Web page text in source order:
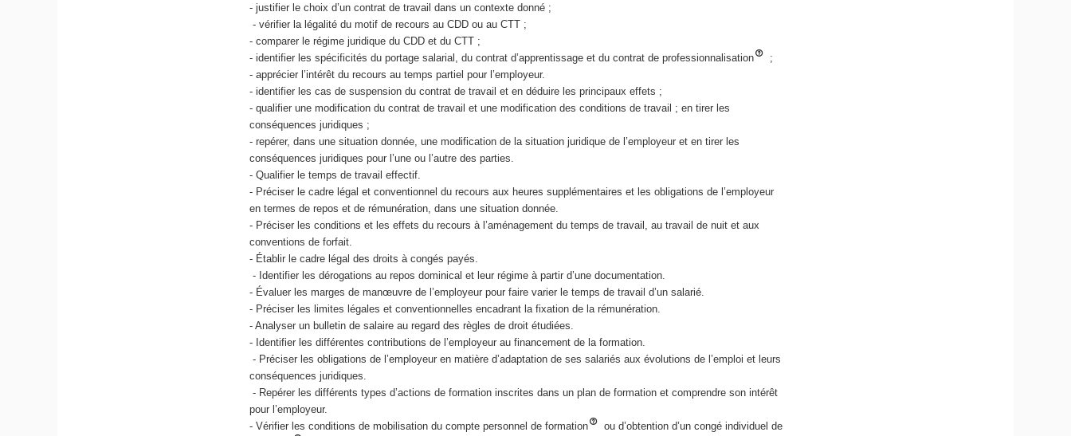
- justifier le choix d’un contrat de travail dans un contexte donné ;
- vérifier la légalité du motif de recours au CDD ou au CTT ;
- comparer le régime juridique du CDD et du CTT ;
- identifier les spécificités du portage salarial, du contrat d’apprentissage et du contrat de professionnalisation
;
- apprécier l’intérêt du recours au temps partiel pour l’employeur.
- identifier les cas de suspension du contrat de travail et en déduire les principaux effets ;
- qualifier une modification du contrat de travail et une modification des conditions de travail ; en tirer les
conséquences juridiques ;
- repérer, dans une situation donnée, une modification de la situation juridique de l’employeur et en tirer les
conséquences juridiques pour l’une ou l’autre des parties.
- Qualifier le temps de travail effectif.
- Préciser le cadre légal et conventionnel du recours aux heures supplémentaires et les obligations de l’employeur
en termes de repos et de rémunération, dans une situation donnée.
- Préciser les conditions et les effets du recours à l’aménagement du temps de travail, au travail de nuit et aux
conventions de forfait.
- Établir le cadre légal des droits à congés payés.
- Identifier les dérogations au repos dominical et leur régime à partir d’une documentation.
- Évaluer les marges de manœuvre de l’employeur pour faire varier le temps de travail d’un salarié.
- Préciser les limites légales et conventionnelles encadrant la fixation de la rémunération.
- Analyser un bulletin de salaire au regard des règles de droit étudiées.
- Identifier les différentes contributions de l’employeur au financement de la formation.
- Préciser les obligations de l’employeur en matière d’adaptation de ses salariés aux évolutions de l’emploi et leurs
conséquences juridiques.
- Repérer les différents types d’actions de formation inscrites dans un plan de formation et comprendre son intérêt
pour l’employeur.
- Vérifier les conditions de mobilisation du compte personnel de formation
ou d’obtention d’un congé individuel de